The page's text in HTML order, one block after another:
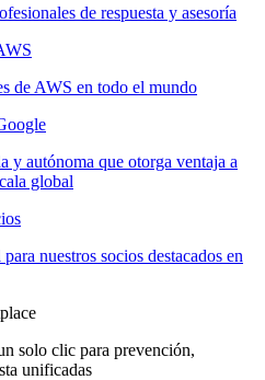
de respuesta y asesoría
de AWS en todo el mundo
y autónoma que otorga ventaja a
global
nuestros socios destacados en
solo clic para prevención,
unificadas